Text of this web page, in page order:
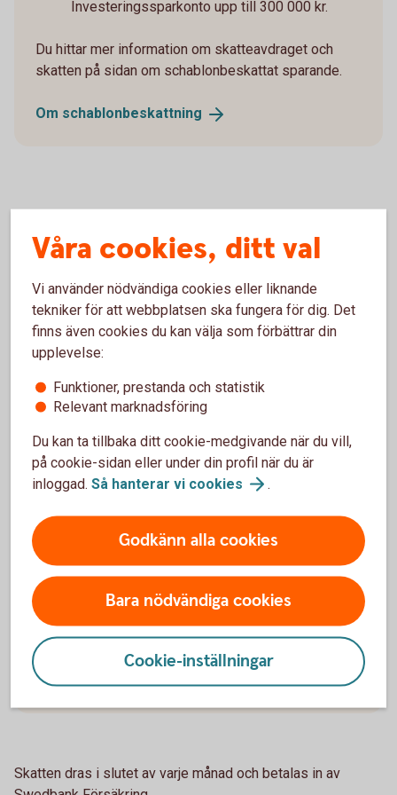
Investeringssparkonto upp till 300 000 kr.
Du hittar mer information om skatteavdraget och
skatten på sidan om schablonbeskattat sparande.
Om schablonbeskattning
Insättningar under året
Insättningar ingår i skatteunderlaget.
Under första halvåret utgör hela insättningen grund för
skatt.
Under andra halvåret utgör halva insättningen grund för
skatt.
Skatten kommer att tas ut under de resterande månaderna
av året.
Exempel på beräkning av
avkastningsskatt vid insättningar av
premier under året
Du sätter in 10 000 kronor den 15 februari. Skatten
på insättningen dras under de elva månader som
återstår på året, det vill säga 1/11 per månad.
Skatten dras i slutet av varje månad och betalas in av
Våra cookies, ditt val
Vi använder nödvändiga cookies eller liknande
tekniker för att webbplatsen ska fungera för dig. Det
finns även cookies du kan välja som förbättrar din
upplevelse:
Funktioner, prestanda och statistik
Relevant marknadsföring
Du kan ta tillbaka ditt cookie-medgivande när du vill,
på cookie-sidan eller under din profil när du är
inloggad. Så hanterar vi cookies .
Godkänn alla cookies
Bara nödvändiga cookies
Cookie-inställningar